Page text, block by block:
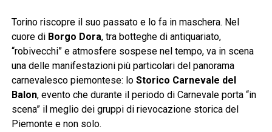
Torino riscopre il suo passato e lo fa in maschera. Nel
cuore di Borgo Dora, tra botteghe di antiquariato,
“robivecchi” e atmosfere sospese nel tempo, va in scena
una delle manifestazioni più particolari del panorama
carnevalesco piemontese: lo Storico Carnevale del
Balon, evento che durante il periodo di Carnevale porta “in
scena” il meglio dei gruppi di rievocazione storica del
Piemonte e non solo.